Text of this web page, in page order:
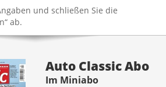
und schließen Sie die
ab.
Auto Classic Abo
Im Miniabo